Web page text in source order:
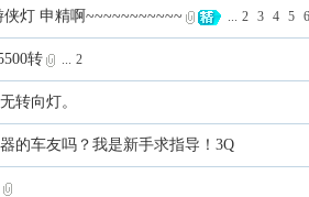
灯 申精啊~~~~~~~~~~~ ... 2 3 4 5 6
转 ... 2
转向灯。
的车友吗？我是新手求指导！3Q